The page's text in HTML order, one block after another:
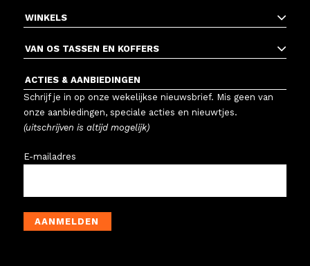
WINKELS
VAN OS TASSEN EN KOFFERS
ACTIES & AANBIEDINGEN
Schrijf je in op onze wekelijkse nieuwsbrief. Mis geen van
onze aanbiedingen, speciale acties en nieuwtjes.
(uitschrijven is altijd mogelijk)
E-mailadres
AANMELDEN